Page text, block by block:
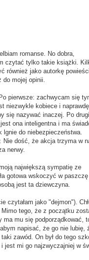
romanse. No dobra,
czytać tylko takie książki.
również jako autorkę powieści
do mojej opinii.
pierwsze: zachwycam się
niezwykle kobiece i
się nazywać inaczej. Po
ona inteligentna i ma
do niebezpieczeństwa.
Nie dość, że akcja trzyma w
nerwy.
największą sympatię ze
gotowa wskoczyć w paszczę
jest ta dziewczyna.
czytałam jako "dejmon").
tego, że z początku
ma mu się podporządkować,
napisać, że go nie lubię,
zawód. On był do tego
jest mi go najzwyczajniej w